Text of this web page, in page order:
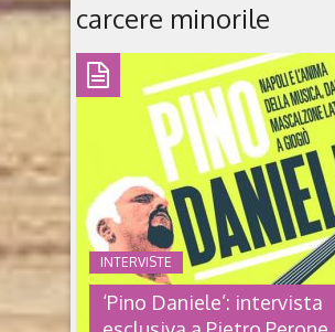
carcere minorile
INTERVISTE
‘Pino Daniele’: intervista